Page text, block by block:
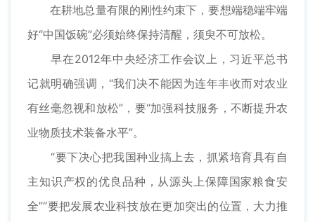
在耕地总量有限的刚性约束下，要想端稳端牢端
好“中国饭碗”必须始终保持清醒，须臾不可放松。
早在2012年中央经济工作会议上，习近平总书
记就明确强调，“我们决不能因为连年丰收而对农业
有丝毫忽视和放松”，要“加强科技服务，不断提升农
业物质技术装备水平”。
“要下决心把我国种业搞上去，抓紧培育具有自
主知识产权的优良品种，从源头上保障国家粮食安
全”“要把发展农业科技放在更加突出的位置，大力推